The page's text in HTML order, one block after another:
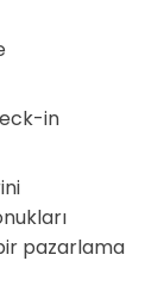
in
pazarlama